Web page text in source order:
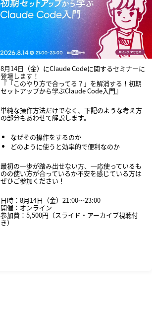
8月14日（金）にClaude Codeに関するセミナーに
登壇します！
『「このやり方で合ってる？」を解消する！初期
セットアップから学ぶClaude Code入門』
単純な操作方法だけでなく、下記のような考え方
の部分もあわせて解説します。
なぜその操作をするのか
どのように使うと効率的で便利なのか
最初の一歩が踏み出せない方、一応使っているも
のの使い方が合っているか不安を感じている方は
ぜひご参加ください！
日時：8月14日（金）21:00〜23:00
開催：オンライン
参加費：5,500円（スライド・アーカイブ視聴付
き）